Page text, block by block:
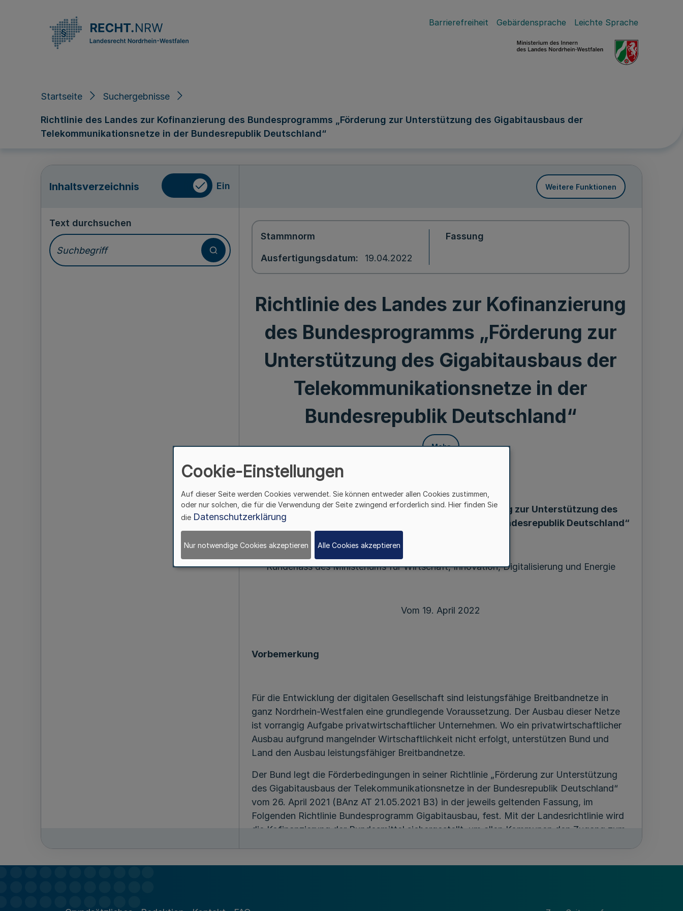
Barrierefreiheit Gebärdensprache Leichte Sprache
Startseite Suchergebnisse
Richtlinie des Landes zur Kofinanzierung des Bundesprogramms „Förderung zur Unterstützung des Gigabitausbaus der
Telekommunikationsnetze in der Bundesrepublik Deutschland“
Inhaltsverzeichnis Ein Weitere Funktionen
Text durchsuchen
Stammnorm
Ausfertigungsdatum 19.04.2022
Fassung
Richtlinie des Landes zur Kofinanzierung
des Bundesprogramms „Förderung zur
Unterstützung des Gigabitausbaus der
Telekommunikationsnetze in der
Bundesrepublik Deutschland“
Mehr
702
Richtlinie des Landes
zur Kofinanzierung des Bundesprogramms „Förderung zur Unterstützung des
Gigabitausbaus der Telekommunikationsnetze in der Bundesrepublik Deutschland“
Runderlass des Ministeriums für Wirtschaft, Innovation, Digitalisierung und Energie
Vom 19. April 2022
Vorbemerkung
Für die Entwicklung der digitalen Gesellschaft sind leistungsfähige Breitbandnetze in
ganz Nordrhein-Westfalen eine grundlegende Voraussetzung. Der Ausbau dieser Netze
ist vorrangig Aufgabe privatwirtschaftlicher Unternehmen. Wo ein privatwirtschaftlicher
Ausbau aufgrund mangelnder Wirtschaftlichkeit nicht erfolgt, unterstützen Bund und
Land den Ausbau leistungsfähiger Breitbandnetze.
Der Bund legt die Förderbedingungen in seiner Richtlinie „Förderung zur Unterstützung
des Gigabitausbaus der Telekommunikationsnetze in der Bundesrepublik Deutschland“
vom 26. April 2021 (BAnz AT 21.05.2021 B3) in der jeweils geltenden Fassung, im
Folgenden Richtlinie Bundesprogramm Gigabitausbau, fest. Mit der Landesrichtlinie wird
die Kofinanzierung der Bundesmittel sichergestellt, um allen Kommunen den Zugang zum
Cookie-Einstellungen
Auf dieser Seite werden Cookies verwendet. Sie können entweder allen Cookies zustimmen,
oder nur solchen, die für die Verwendung der Seite zwingend erforderlich sind. Hier finden Sie
die Datenschutzerklärung
Nur notwendige Cookies akzeptieren Alle Cookies akzeptieren